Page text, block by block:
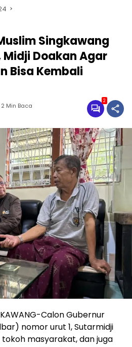
Singkawang
Doakan Agar
Bisa Kembali
2 Min Baca
2
Calon Gubernur
nomor urut 1, Sutarmidji
masyarakat, dan juga